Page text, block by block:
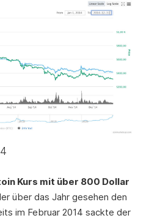
Kurs mit über 800 Dollar
über das Jahr gesehen den
im Februar 2014 sackte der